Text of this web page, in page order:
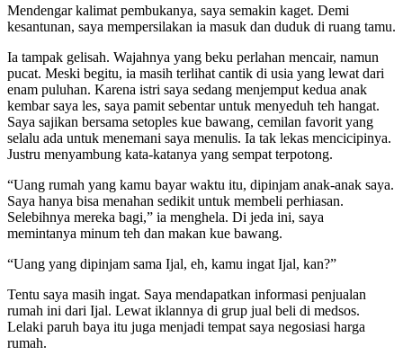
Mendengar kalimat pembukanya, saya semakin kaget. Demi
kesantunan, saya mempersilakan ia masuk dan duduk di ruang tamu.
Ia tampak gelisah. Wajahnya yang beku perlahan mencair, namun
pucat. Meski begitu, ia masih terlihat cantik di usia yang lewat dari
enam puluhan. Karena istri saya sedang menjemput kedua anak
kembar saya les, saya pamit sebentar untuk menyeduh teh hangat.
Saya sajikan bersama setoples kue bawang, cemilan favorit yang
selalu ada untuk menemani saya menulis. Ia tak lekas mencicipinya.
Justru menyambung kata-katanya yang sempat terpotong.
“Uang rumah yang kamu bayar waktu itu, dipinjam anak-anak saya.
Saya hanya bisa menahan sedikit untuk membeli perhiasan.
Selebihnya mereka bagi,” ia menghela. Di jeda ini, saya
memintanya minum teh dan makan kue bawang.
“Uang yang dipinjam sama Ijal, eh, kamu ingat Ijal, kan?”
Tentu saya masih ingat. Saya mendapatkan informasi penjualan
rumah ini dari Ijal. Lewat iklannya di grup jual beli di medsos.
Lelaki paruh baya itu juga menjadi tempat saya negosiasi harga
rumah.